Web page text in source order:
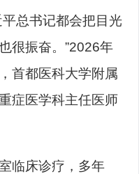
总书记都会把目光
很振奋。”2026年
首都医科大学附属
症医学科主任医师
临床诊疗，多年